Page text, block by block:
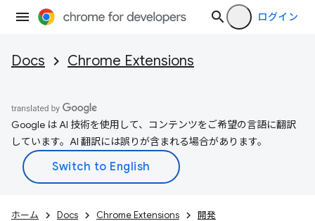
ログイン
Docs Chrome Extensions
Google は AI 技術を使用して、コンテンツをご希望の言語に翻訳
しています。AI 翻訳には誤りが含まれる場合があります。
ホーム Docs Chrome Extensions 開発